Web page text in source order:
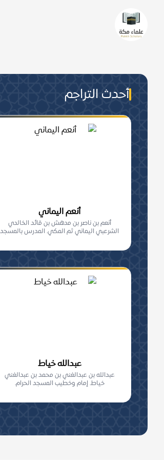
والجماعة, من أهلِ
أحدث التراجم
أنعم اليماني
أنعم بن ناصر بن مدهش بن قائد الخالدي
الشرعبي اليماني ثم المكي. المدرس بالمسجد
عبدالله خياط
عبدالله بن عبدالغني بن محمد بن عبدالغني
خياط. إمام وخطيب المسجد الحرام.